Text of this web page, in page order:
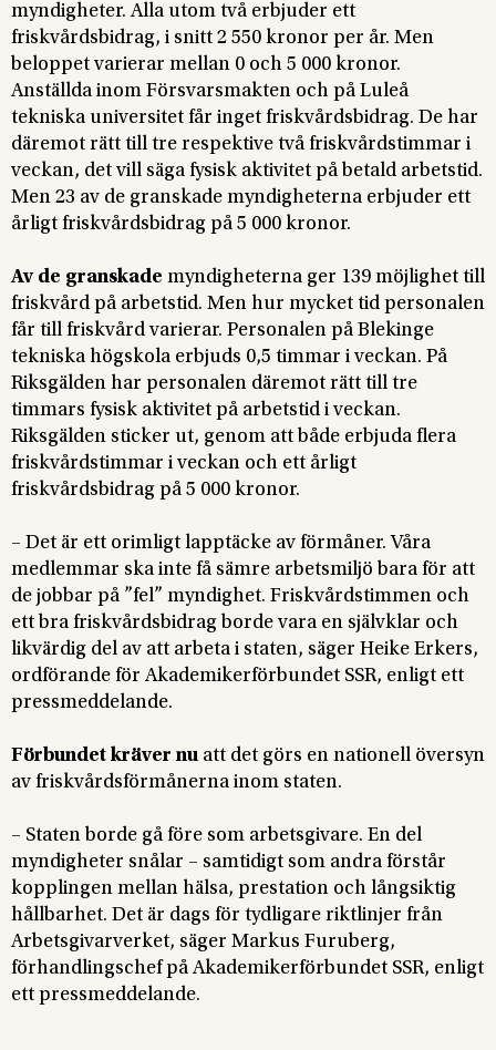
myndigheter. Alla utom två erbjuder ett
friskvårdsbidrag, i snitt 2 550 kronor per år. Men
beloppet varierar mellan 0 och 5 000 kronor.
Anställda inom Försvarsmakten och på Luleå
tekniska universitet får inget friskvårdsbidrag. De har
däremot rätt till tre respektive två friskvårdstimmar i
veckan, det vill säga fysisk aktivitet på betald arbetstid.
Men 23 av de granskade myndigheterna erbjuder ett
årligt friskvårdsbidrag på 5 000 kronor.
Av de granskade myndigheterna ger 139 möjlighet till
friskvård på arbetstid. Men hur mycket tid personalen
får till friskvård varierar. Personalen på Blekinge
tekniska högskola erbjuds 0,5 timmar i veckan. På
Riksgälden har personalen däremot rätt till tre
timmars fysisk aktivitet på arbetstid i veckan.
Riksgälden sticker ut, genom att både erbjuda flera
friskvårdstimmar i veckan och ett årligt
friskvårdsbidrag på 5 000 kronor.
– Det är ett orimligt lapptäcke av förmåner. Våra
medlemmar ska inte få sämre arbetsmiljö bara för att
de jobbar på ”fel” myndighet. Friskvårdstimmen och
ett bra friskvårdsbidrag borde vara en självklar och
likvärdig del av att arbeta i staten, säger Heike Erkers,
ordförande för Akademikerförbundet SSR, enligt ett
pressmeddelande.
Förbundet kräver nu att det görs en nationell översyn
av friskvårdsförmånerna inom staten.
– Staten borde gå före som arbetsgivare. En del
myndigheter snålar – samtidigt som andra förstår
kopplingen mellan hälsa, prestation och långsiktig
hållbarhet. Det är dags för tydligare riktlinjer från
Arbetsgivarverket, säger Markus Furuberg,
förhandlingschef på Akademikerförbundet SSR, enligt
ett pressmeddelande.